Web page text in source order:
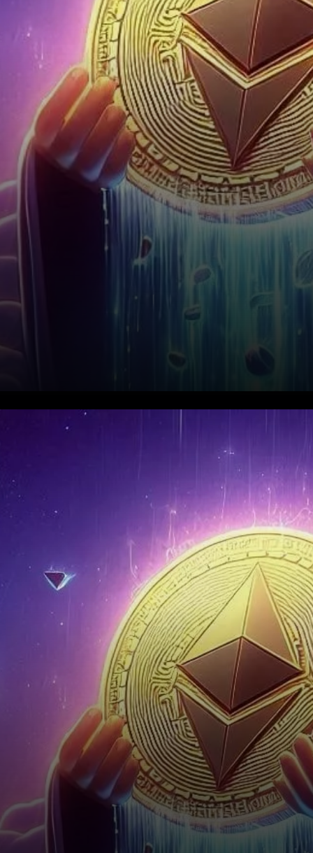
Ethereum (ETH) a récemment
subi une baisse significative,
chutant de 15 % en seulement
24 heures, portant son prix à
2 050 $.